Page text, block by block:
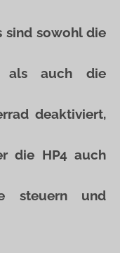
sind sowohl die
als auch die
deaktiviert,
die HP4 auch
steuern und